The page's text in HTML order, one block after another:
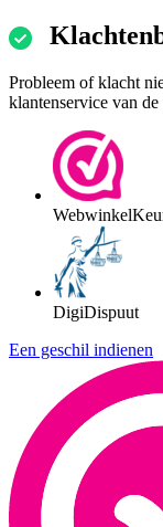
Probleem of klacht
klantenservice van
DigiDispuut
Een geschil indienen